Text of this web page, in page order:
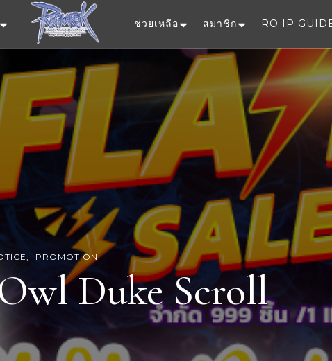
Ragnarok Online
ช่วยเหลือ สมาชิก RO IP
PROMOTION
Duke Scroll